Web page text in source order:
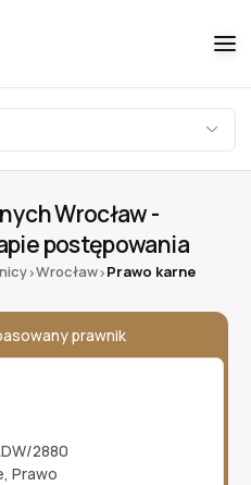
Wrocław -
postępowania
>Wrocław>Prawo karne
prawnik
2880
, Prawo